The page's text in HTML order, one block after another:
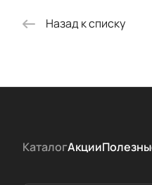
Назад к списку
КаталогАкции